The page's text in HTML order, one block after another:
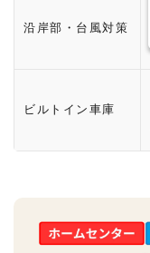
沿岸部・台風対策
ビルトイン車庫